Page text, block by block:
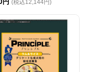
(税込12,144円)